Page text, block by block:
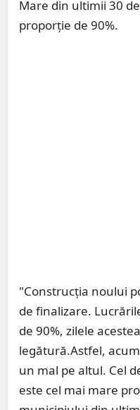
Mare din ultimii 30
proporție de 90%.
"Construcția noului
de finalizare.
de 90%, zilele
legătură.Astfel,
un mal pe altul. Cel
este cel mai mare